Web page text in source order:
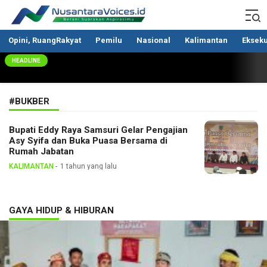
Nusantaravoices.id
Berani Suarakan Aspirasimu
Opini, RuangRakyat Pemilu Nasional Kalimantan
HEADLINE
#BUKBER
Bupati Eddy Raya Samsuri Gelar Pengajian
Asy Syifa dan Buka Puasa Bersama di
Rumah Jabatan
KALIMANTAN 1 tahun yang lalu
GAYA HIDUP & HIBURAN